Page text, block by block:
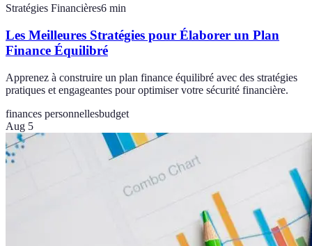
Stratégies Financières6 min
Les Meilleures Stratégies pour Élaborer un Plan
Finance Équilibré
Apprenez à construire un plan finance équilibré avec des stratégies
pratiques et engageantes pour optimiser votre sécurité financière.
finances personnellesbudget
Aug 5